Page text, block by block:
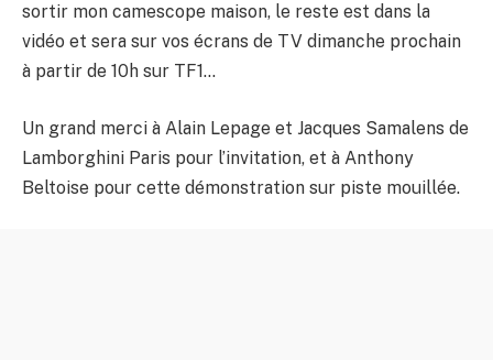
sortir mon camescope maison, le reste est dans la
vidéo et sera sur vos écrans de TV dimanche prochain
à partir de 10h sur TF1…
Un grand merci à Alain Lepage et Jacques Samalens de
Lamborghini Paris pour l’invitation, et à Anthony
Beltoise pour cette démonstration sur piste mouillée.